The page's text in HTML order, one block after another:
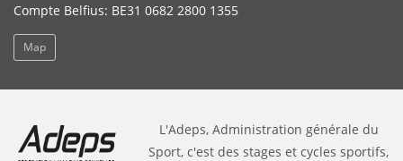
Compte Belfius: BE31 0682 2800 1355
Map
L'Adeps, Administration générale du
Sport, c'est des stages et cycles sportifs,